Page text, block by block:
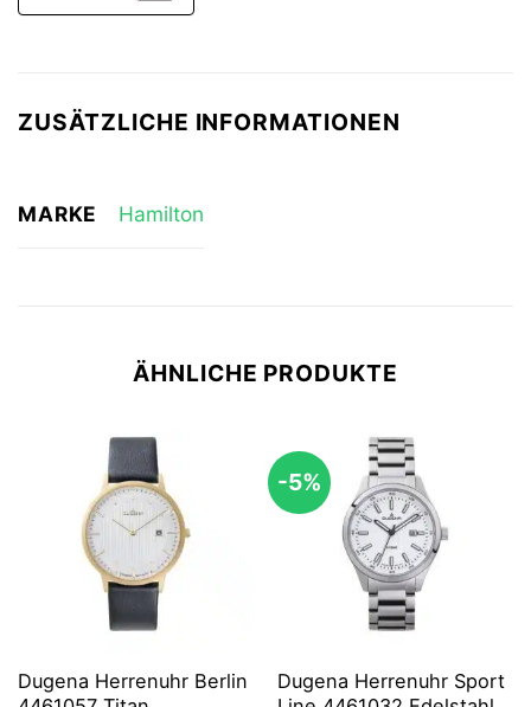
ZUSÄTZLICHE INFORMATIONEN
MARKE Hamilton
ÄHNLICHE PRODUKTE
Dugena Herrenuhr Berlin
-5%
Dugena Herrenuhr Sport